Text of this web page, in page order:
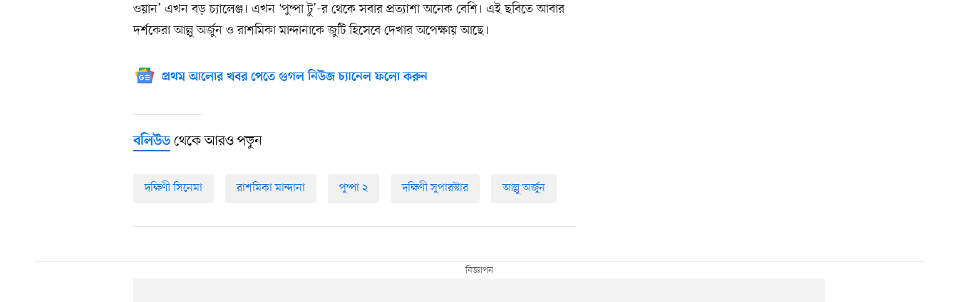
ওয়ান’ এখন বড় চ্যালেঞ্জ। এখন ‘পুষ্পা টু’-র থেকে সবার প্রত্যাশা অনেক বেশি। এই ছবিতে আবার
দর্শকেরা আল্লু অর্জুন ও রাশমিকা মান্দানাকে জুটি হিসেবে দেখার অপেক্ষায় আছে।
প্রথম আলোর খবর পেতে গুগল নিউজ চ্যানেল ফলো করুন
বলিউড থেকে আরও পড়ুন
দক্ষিণী সিনেমা রাশমিকা মান্দানা পুষ্পা ২ দক্ষিণী সুপারস্টার আল্লু অর্জুন